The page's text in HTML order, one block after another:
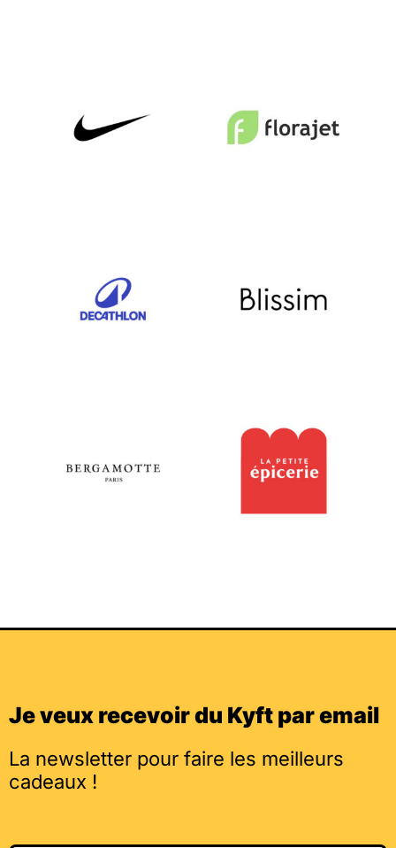
Je veux recevoir du Kyft par email
La newsletter pour faire les meilleurs
cadeaux !